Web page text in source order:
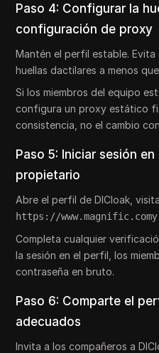
Paso 4: Configurar la
configuración de proxy
Mantén el perfil estable.
huellas dactilares a menos
Si los miembros del equipo
configura un proxy estático
consistencia, no el cambio
Paso 5: Iniciar sesión
propietario
Abre el perfil de DICloak, visita
https://www.magnific.com
Completa cualquier
la sesión en el perfil, los
contraseña en bruto.
Paso 6: Comparte el
adecuados
Invita a los compañeros a